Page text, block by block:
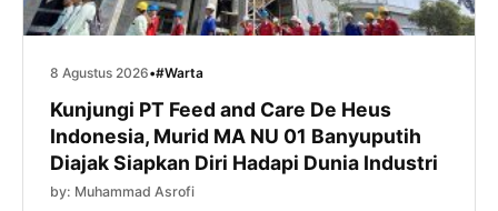
8 Agustus 2026•#Warta
Kunjungi PT Feed and Care De Heus
Indonesia, Murid MA NU 01 Banyuputih
Diajak Siapkan Diri Hadapi Dunia Industri
by: Muhammad Asrofi